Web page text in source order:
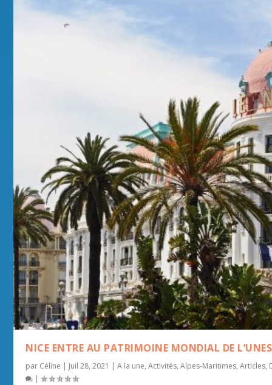
NICE ENTRE AU PATRIMOINE MONDIAL DE
par Céline | Juil 28, 2021 |A la une,Activités,Alpes-Maritimes,Articles,
|